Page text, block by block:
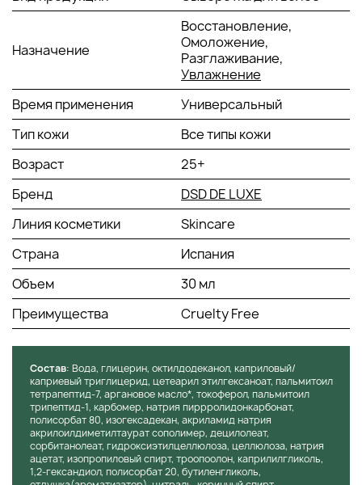
выравнивает тон кожи, обладает омолаживающим кожу
Способ применения:
Наносить утром и вечером. Нанесите 3 капли, аккуратно
массируя лицо, шею и декольте.
Назначение
Восстановление,
Омоложение,
Разглаживание,
Увлажнение
Время применения
Универсальный
Тип кожи
Все типы кожи
Возраст
25+
Бренд
DSD DE LUXE
Линия косметики
Skincare
Страна
Испания
Объем
30 мл
Преимущества
Cruelty Free
Состав: Вода, глицерин, октилдодеканол, каприловый/
каприевый триглицерид, цетеарил этилгексаноат, пальмитоил
тетрапептид-7, аргановое масло*, токоферол, пальмитоил
трипептид-1, карбомер, натрия пиррролидонкарбонат,
полисорбат 80, изогексадекан, акриламид натрия
акрилоилдиметилтаурат сополимер, децилолеат,
сорбитанолеат, гидроксиэтилцеллюлоза, целлюлоза, натрия
ацетат, изопропиловый спирт, троопоолон, каприлилгликоль,
1,2-гександиол, полисорбат 20, бутиленгликоль,